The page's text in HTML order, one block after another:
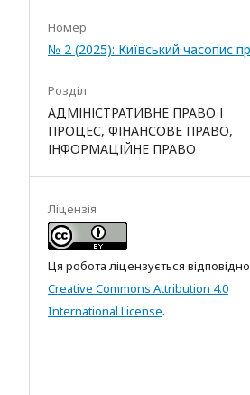
Номер
№ 2 (2025): Київський часопис
Розділ
АДМІНІСТРАТИВНЕ ПРАВО І
ПРОЦЕС, ФІНАНСОВЕ ПРАВО,
ІНФОРМАЦІЙНЕ ПРАВО
Ліцензія
Ця робота ліцензується
Creative Commons Attribution 4.0
International License.